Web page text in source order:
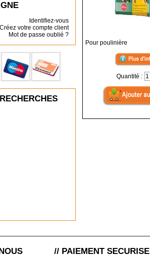
Identifiez-vous
Créez votre compte client
Mot de passe oublié ?
Pour poulinière
Quantité :
// PAIEMENT SECURISE